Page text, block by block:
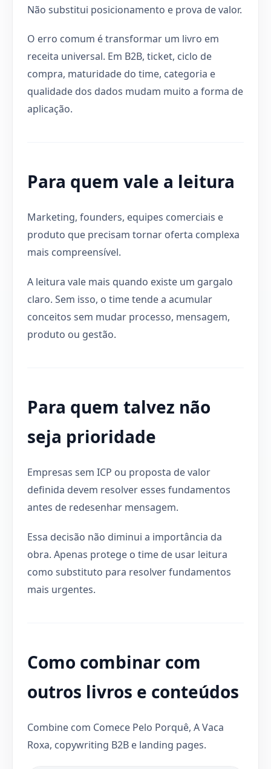
Não substitui posicionamento e prova de valor.
O erro comum é transformar um livro em
receita universal. Em B2B, ticket, ciclo de
compra, maturidade do time, categoria e
qualidade dos dados mudam muito a forma de
aplicação.
Para quem vale a leitura
Marketing, founders, equipes comerciais e
produto que precisam tornar oferta complexa
mais compreensível.
A leitura vale mais quando existe um gargalo
claro. Sem isso, o time tende a acumular
conceitos sem mudar processo, mensagem,
produto ou gestão.
Para quem talvez não
seja prioridade
Empresas sem ICP ou proposta de valor
definida devem resolver esses fundamentos
antes de redesenhar mensagem.
Essa decisão não diminui a importância da
obra. Apenas protege o time de usar leitura
como substituto para resolver fundamentos
mais urgentes.
Como combinar com
outros livros e conteúdos
Combine com Comece Pelo Porquê, A Vaca
Roxa, copywriting B2B e landing pages.